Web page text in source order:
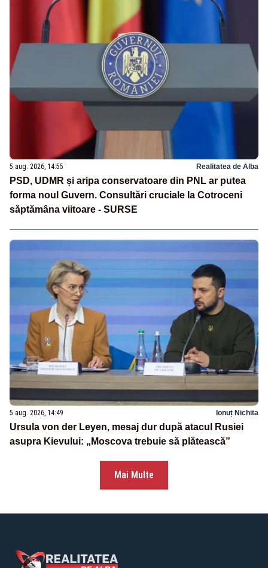
5 aug. 2026, 14:55 Realitatea de Alba
PSD, UDMR și aripa conservatoare din PNL ar putea
forma noul Guvern. Consultări cruciale la Cotroceni
săptămâna viitoare - SURSE
5 aug. 2026, 14:49 Ionuț Nichita
Ursula von der Leyen, mesaj dur după atacul Rusiei
asupra Kievului: „Moscova trebuie să plătească”
Mai Multe